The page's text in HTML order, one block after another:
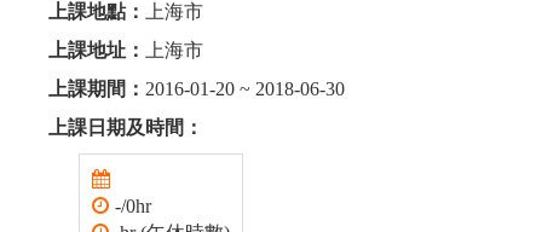
上課地點：
上海市
上課地址：
上海市
上課期間： 2016-01-20 ~ 2018-06-30
上課日期及時間：
-/0hr